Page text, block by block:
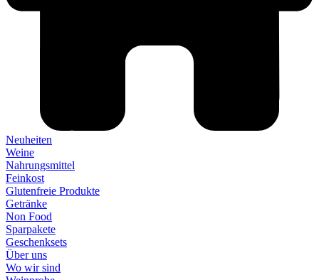
Neuheiten
Weine
Nahrungsmittel
Feinkost
Glutenfreie Produkte
Getränke
Non Food
Sparpakete
Geschenksets
Über uns
Wo wir sind